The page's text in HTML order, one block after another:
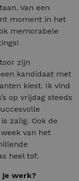
Van een
moment in het
memorabele
zijn
kandidaat met
kiest. Ik vind
op vrijdag steeds
zalig. Ook de
van het
heel tof.
werk?